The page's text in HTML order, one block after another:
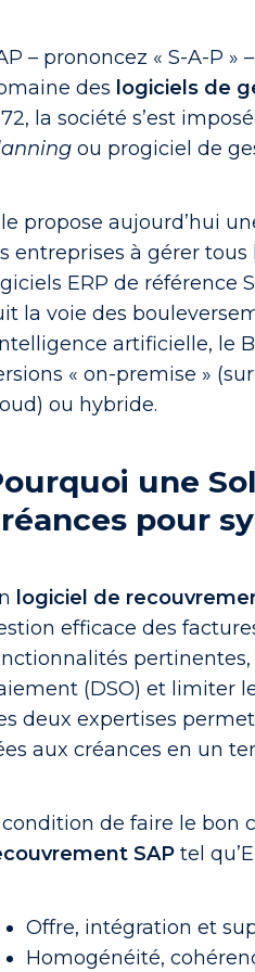
– prononcez « S-A-P »
des logiciels de
la société s’est
ou progiciel de
propose aujourd’hui
entreprises à gérer
ERP de référence
la voie des
artificielle, le
« on-premise » (sur
ou hybride.
une
pour
logiciel de
efficace des
(DSO) et limiter
deux expertises
aux créances en un
de faire le bon
SAP tel
Offre, intégration et
Homogénéité,